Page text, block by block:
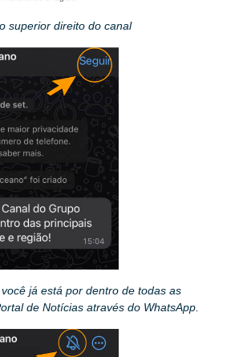
superior direito do canal
já está por dentro de todas as
de Notícias através do WhatsApp.